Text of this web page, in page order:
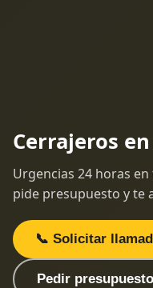
Cerrajeros en
Urgencias 24 horas
pide presupuesto y te
📞 Solicitar
Pedir